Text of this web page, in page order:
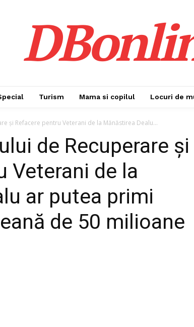
Turism Mama si copilul Locuri de
și Refacere pentru Veterani de la Mănăstirea Dealu...
de Recuperare și
Veterani de la
ar putea primi
de 50 milioane